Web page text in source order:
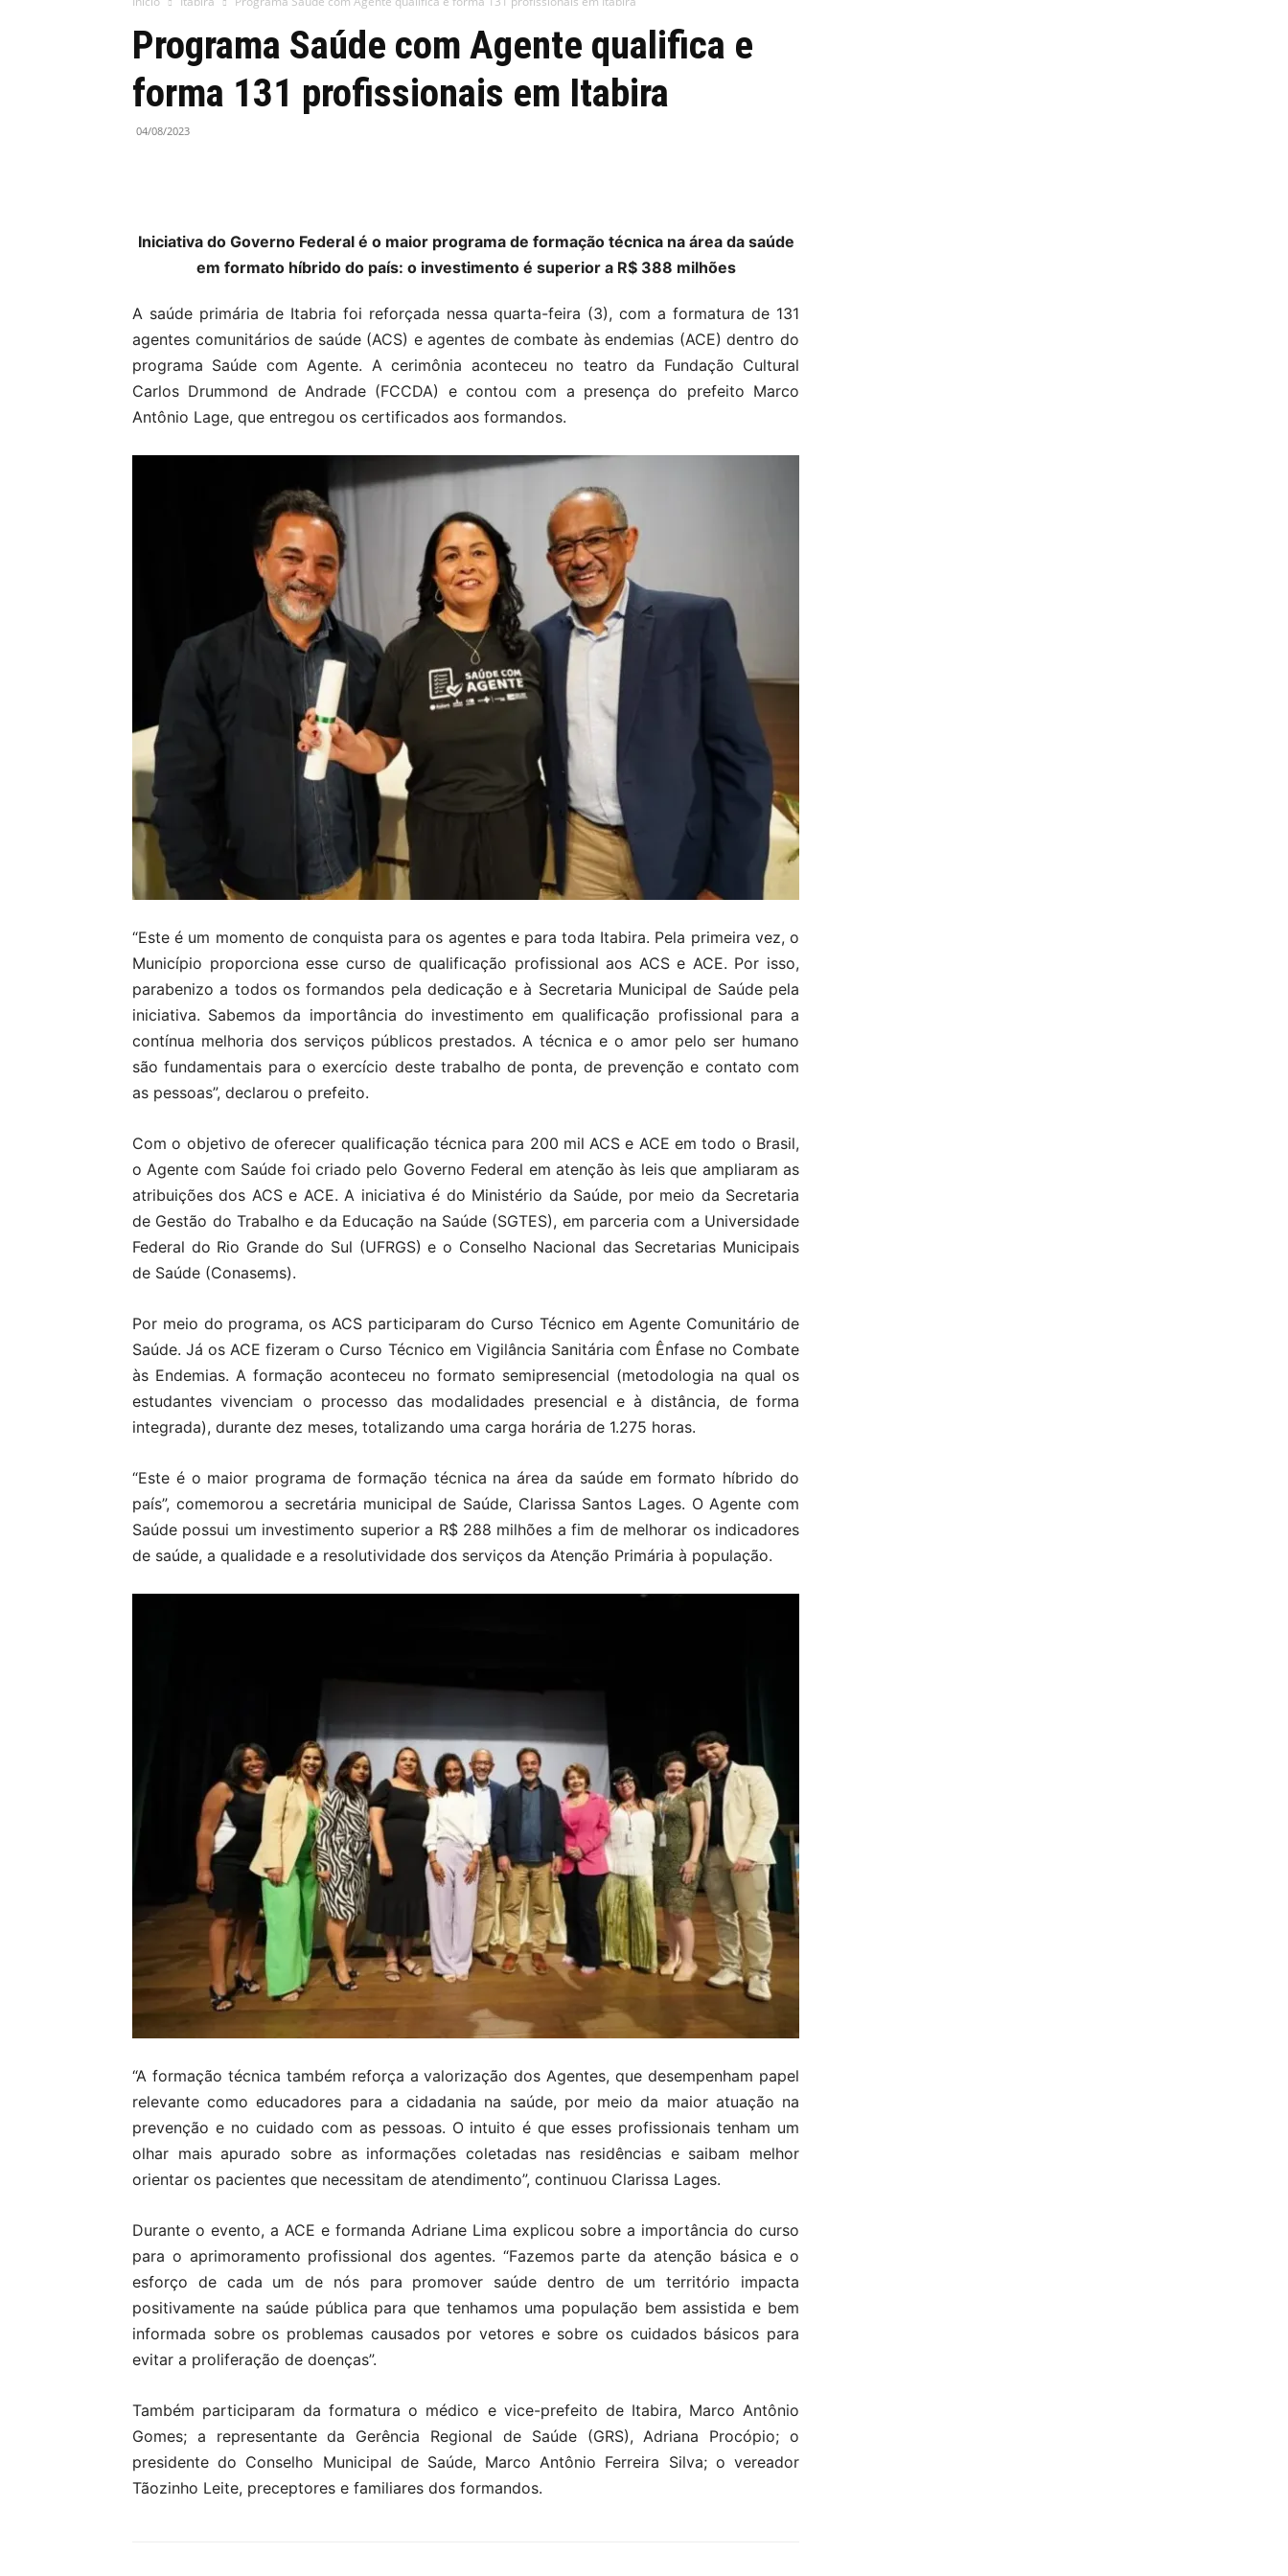
Programa Saúde com Agente qualifica e
forma 131 profissionais em Itabira
04/08/2023
Iniciativa do Governo Federal é o maior programa de formação técnica na área da saúde
em formato híbrido do país: o investimento é superior a R$ 388 milhões
A saúde primária de Itabria foi reforçada nessa quarta-feira (3), com a formatura de 131
agentes comunitários de saúde (ACS) e agentes de combate às endemias (ACE) dentro do
programa Saúde com Agente. A cerimônia aconteceu no teatro da Fundação Cultural
Carlos Drummond de Andrade (FCCDA) e contou com a presença do prefeito Marco
Antônio Lage, que entregou os certificados aos formandos.
“Este é um momento de conquista para os agentes e para toda Itabira. Pela primeira vez, o
Município proporciona esse curso de qualificação profissional aos ACS e ACE. Por isso,
parabenizo a todos os formandos pela dedicação e à Secretaria Municipal de Saúde pela
iniciativa. Sabemos da importância do investimento em qualificação profissional para a
contínua melhoria dos serviços públicos prestados. A técnica e o amor pelo ser humano
são fundamentais para o exercício deste trabalho de ponta, de prevenção e contato com
as pessoas”, declarou o prefeito.
Com o objetivo de oferecer qualificação técnica para 200 mil ACS e ACE em todo o Brasil,
o Agente com Saúde foi criado pelo Governo Federal em atenção às leis que ampliaram as
atribuições dos ACS e ACE. A iniciativa é do Ministério da Saúde, por meio da Secretaria
de Gestão do Trabalho e da Educação na Saúde (SGTES), em parceria com a Universidade
Federal do Rio Grande do Sul (UFRGS) e o Conselho Nacional das Secretarias Municipais
de Saúde (Conasems).
Por meio do programa, os ACS participaram do Curso Técnico em Agente Comunitário de
Saúde. Já os ACE fizeram o Curso Técnico em Vigilância Sanitária com Ênfase no Combate
às Endemias. A formação aconteceu no formato semipresencial (metodologia na qual os
estudantes vivenciam o processo das modalidades presencial e à distância, de forma
integrada), durante dez meses, totalizando uma carga horária de 1.275 horas.
“Este é o maior programa de formação técnica na área da saúde em formato híbrido do
país”, comemorou a secretária municipal de Saúde, Clarissa Santos Lages. O Agente com
Saúde possui um investimento superior a R$ 288 milhões a fim de melhorar os indicadores
de saúde, a qualidade e a resolutividade dos serviços da Atenção Primária à população.
“A formação técnica também reforça a valorização dos Agentes, que desempenham papel
relevante como educadores para a cidadania na saúde, por meio da maior atuação na
prevenção e no cuidado com as pessoas. O intuito é que esses profissionais tenham um
olhar mais apurado sobre as informações coletadas nas residências e saibam melhor
orientar os pacientes que necessitam de atendimento”, continuou Clarissa Lages.
Durante o evento, a ACE e formanda Adriane Lima explicou sobre a importância do curso
para o aprimoramento profissional dos agentes. “Fazemos parte da atenção básica e o
esforço de cada um de nós para promover saúde dentro de um território impacta
positivamente na saúde pública para que tenhamos uma população bem assistida e bem
informada sobre os problemas causados por vetores e sobre os cuidados básicos para
evitar a proliferação de doenças”.
Também participaram da formatura o médico e vice-prefeito de Itabira, Marco Antônio
Gomes; a representante da Gerência Regional de Saúde (GRS), Adriana Procópio; o
presidente do Conselho Municipal de Saúde, Marco Antônio Ferreira Silva; o vereador
Tãozinho Leite, preceptores e familiares dos formandos.